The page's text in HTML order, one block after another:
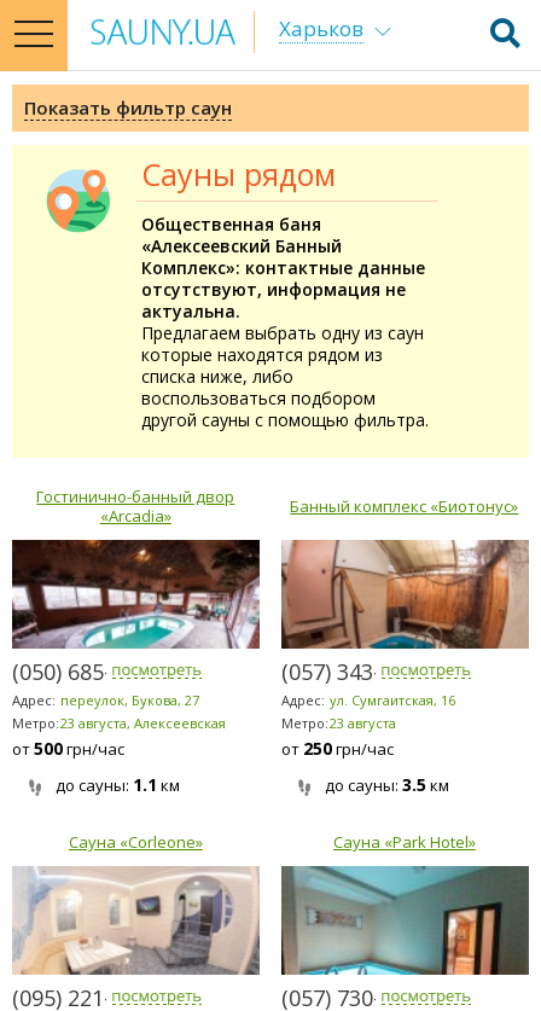
toggle
navigation
Харьков
Сауны рядом
Общественная баня
«Алексеевский Банный
Комплекс»: контактные данные
отсутствуют, информация не
актуальна.
Предлагаем выбрать одну из саун
которые находятся рядом из
списка ниже, либо
воспользоваться подбором
другой сауны с помощью фильтра.
Гостинично-банный двор
«Arcadia»
(050) 685-9696
Адрес: переулок, Букова, 27
Метро:23 августа, Алексеевская
от500грн/час
до сауны: 1.1 км
Банный комплекс «Биотонус»
(057) 343-5521
Адрес: ул. Сумгаитская, 16
Метро:23 августа
от 250грн/час
до сауны: 3.5км
Сауна «Corleone»
(095) 221-4622
Сауна «Park Hotel»
(057) 730-1718
Показать фильтр саун